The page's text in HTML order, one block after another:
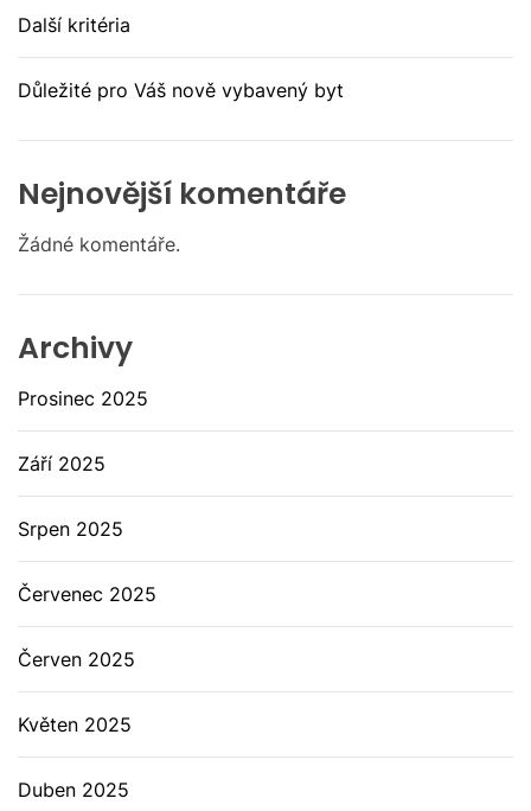
Další kritéria
Důležité pro Váš nově vybavený byt
Nejnovější komentáře
Žádné komentáře.
Archivy
Prosinec 2025
Září 2025
Srpen 2025
Červenec 2025
Červen 2025
Květen 2025
Duben 2025